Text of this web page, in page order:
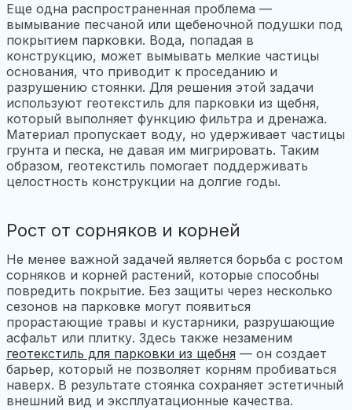
Еще одна распространенная проблема —
вымывание песчаной или щебеночной подушки под
покрытием парковки. Вода, попадая в
конструкцию, может вымывать мелкие частицы
основания, что приводит к проседанию и
разрушению стоянки. Для решения этой задачи
используют геотекстиль для парковки из щебня,
который выполняет функцию фильтра и дренажа.
Материал пропускает воду, но удерживает частицы
грунта и песка, не давая им мигрировать. Таким
образом, геотекстиль помогает поддерживать
целостность конструкции на долгие годы.
Рост от сорняков и корней
Не менее важной задачей является борьба с ростом
сорняков и корней растений, которые способны
повредить покрытие. Без защиты через несколько
сезонов на парковке могут появиться
прорастающие травы и кустарники, разрушающие
асфальт или плитку. Здесь также незаменим
геотекстиль для парковки из щебня — он создает
барьер, который не позволяет корням пробиваться
наверх. В результате стоянка сохраняет эстетичный
внешний вид и эксплуатационные качества.